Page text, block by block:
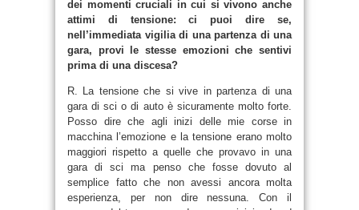
dei momenti cruciali in cui si vivono anche
attimi di tensione: ci puoi dire se,
nell’immediata vigilia di una partenza di una
gara, provi le stesse emozioni che sentivi
prima di una discesa?
R. La tensione che si vive in partenza di una
gara di sci o di auto è sicuramente molto forte.
Posso dire che agli inizi delle mie corse in
macchina l’emozione e la tensione erano molto
maggiori rispetto a quelle che provavo in una
gara di sci ma penso che fosse dovuto al
semplice fatto che non avessi ancora molta
esperienza, per non dire nessuna. Con il